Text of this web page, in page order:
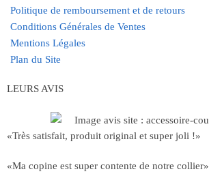
Politique de remboursement et de retours
Conditions Générales de Ventes
Mentions Légales
Plan du Site
LEURS AVIS
«Très satisfait, produit original et super joli !»
«Ma copine est super contente de notre collier»